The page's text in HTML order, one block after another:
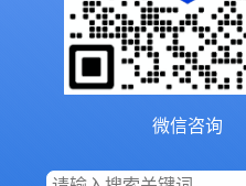
微信咨询